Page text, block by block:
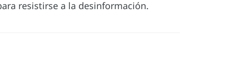
resistirse a la desinformación.